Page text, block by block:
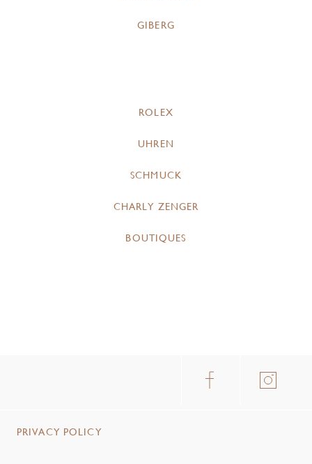
GIBERG
ROLEX
UHREN
SCHMUCK
CHARLY ZENGER
BOUTIQUES
PRIVACY POLICY